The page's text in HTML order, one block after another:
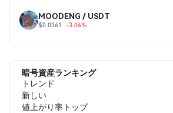
MOODENG / USDT
$0.0361 -3.06%
暗号資産ランキング
トレンド
新しい
値上がり率トップ